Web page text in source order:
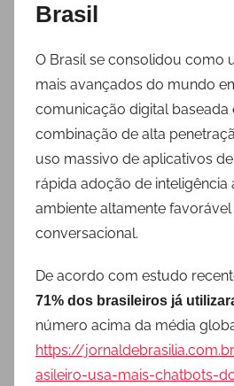
Brasil
O Brasil se consolidou como
mais avançados do mundo
comunicação digital baseada
combinação de alta
uso massivo de aplicativos
rápida adoção de inteligência
ambiente altamente
conversacional.
De acordo com estudo
71% dos brasileiros já
número acima da média
https://
asileiro-usa-mais-chatbots-